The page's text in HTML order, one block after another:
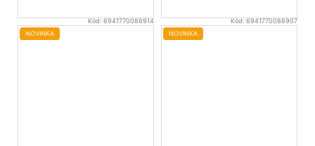
Kód:6941770086914
NOVINKA
Kód:6941770086907
NOVINKA